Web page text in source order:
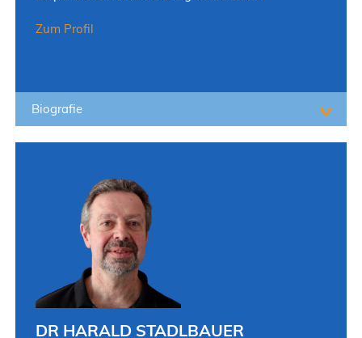
Zum Profil
Biografie
DR HARALD STADLBAUER